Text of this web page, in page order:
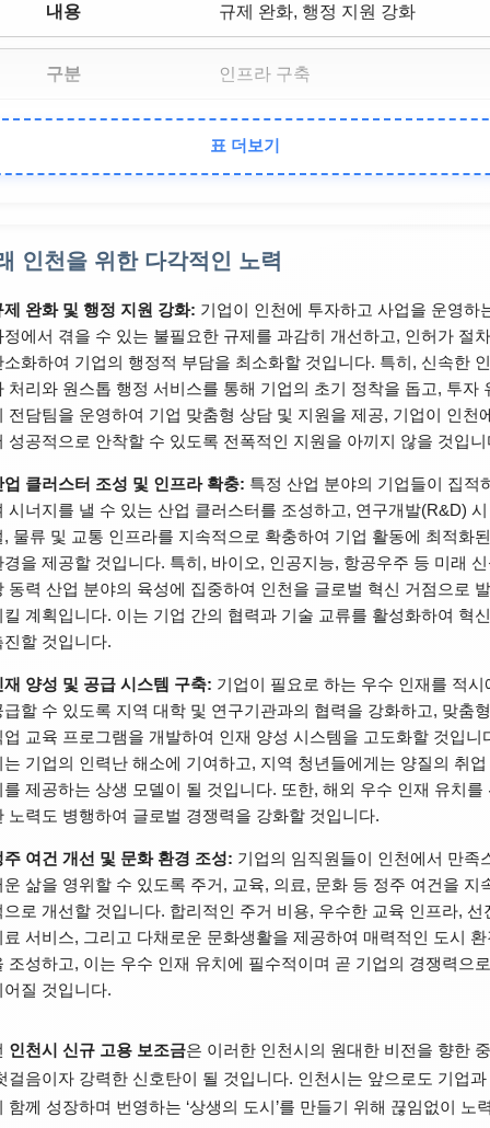
규제 완화, 행정 지원 강화
인프라 구축
산업 클러스터 조성, R&D 시설 확
충
지역 대학 협력, 맞춤형 직업 교육
정주 여건
주거, 교육, 의료, 문화 환경 개선
표 더보기
인천을 위한 다각적인 노력
제 완화 및 행정 지원 강화: 기업이 인천에 투자하고 사업을 운영하
정에서 겪을 수 있는 불필요한 규제를 과감히 개선하고, 인허가 절
소화하여 기업의 행정적 부담을 최소화할 것입니다. 특히, 신속한
처리와 원스톱 행정 서비스를 통해 기업의 초기 정착을 돕고, 투자
전담팀을 운영하여 기업 맞춤형 상담 및 지원을 제공, 기업이 인천
성공적으로 안착할 수 있도록 전폭적인 지원을 아끼지 않을 것입니
업 클러스터 조성 및 인프라 확충: 특정 산업 분야의 기업들이 집적
시너지를 낼 수 있는 산업 클러스터를 조성하고, 연구개발(R&D) 시
, 물류 및 교통 인프라를 지속적으로 확충하여 기업 활동에 최적화된
경을 제공할 것입니다. 특히, 바이오, 인공지능, 항공우주 등 미래
동력 산업 분야의 육성에 집중하여 인천을 글로벌 혁신 거점으로
킬 계획입니다. 이는 기업 간의 협력과 기술 교류를 활성화하여 혁
진할 것입니다.
재 양성 및 공급 시스템 구축: 기업이 필요로 하는 우수 인재를 적시
급할 수 있도록 지역 대학 및 연구기관과의 협력을 강화하고, 맞춤형
업 교육 프로그램을 개발하여 인재 양성 시스템을 고도화할 것입니
는 기업의 인력난 해소에 기여하고, 지역 청년들에게는 양질의 취업
를 제공하는 상생 모델이 될 것입니다. 또한, 해외 우수 인재 유치를
노력도 병행하여 글로벌 경쟁력을 강화할 것입니다.
주 여건 개선 및 문화 환경 조성: 기업의 임직원들이 인천에서 만족
운 삶을 영위할 수 있도록 주거, 교육, 의료, 문화 등 정주 여건을 지
으로 개선할 것입니다. 합리적인 주거 비용, 우수한 교육 인프라, 선
료 서비스, 그리고 다채로운 문화생활을 제공하여 매력적인 도시 환
조성하고, 이는 우수 인재 유치에 필수적이며 곧 기업의 경쟁력으로
어질 것입니다.
인천시 신규 고용 보조금은 이러한 인천시의 원대한 비전을 향한
걸음이자 강력한 신호탄이 될 것입니다. 인천시는 앞으로도 기업과
함께 성장하며 번영하는 ‘상생의 도시’를 만들기 위해 끊임없이 노